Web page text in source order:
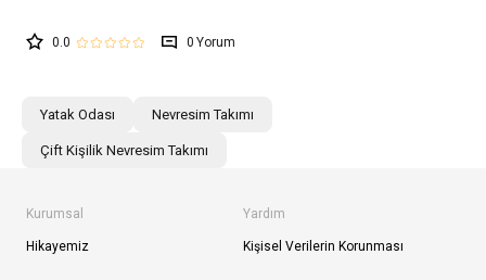
0.0 0
Yatak Odası Nevresim Takımı
Çift Kişilik Nevresim Takımı
Kurumsal
Hikayemiz
Yardım
Kişisel Verilerin Korunması